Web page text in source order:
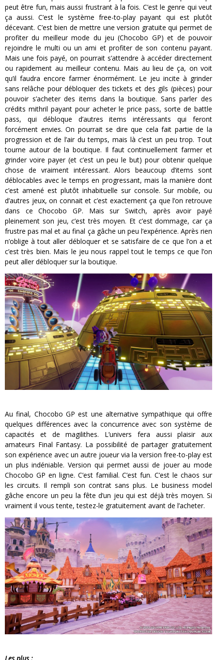
peut être fun, mais aussi frustrant à la fois. C’est le genre qui veut
ça aussi. C’est le système free-to-play payant qui est plutôt
décevant. C’est bien de mettre une version gratuite qui permet de
profiter du meilleur mode du jeu (Chocobo GP) et de pouvoir
rejoindre le multi ou un ami et profiter de son contenu payant.
Mais une fois payé, on pourrait s’attendre à accéder directement
ou rapidement au meilleur contenu. Mais au lieu de ça, on voit
qu’il faudra encore farmer énormément. Le jeu incite à grinder
sans relâche pour débloquer des tickets et des gils (pièces) pour
pouvoir s’acheter des items dans la boutique. Sans parler des
crédits mithril payant pour acheter le price pass, sorte de battle
pass, qui débloque d’autres items intéressants qui feront
forcément envies. On pourrait se dire que cela fait partie de la
progression et de l’air du temps, mais là c’est un peu trop. Tout
tourne autour de la boutique. Il faut continuellement farmer et
grinder voire payer (et c’est un peu le but) pour obtenir quelque
chose de vraiment intéressant. Alors beaucoup d’items sont
déblocables avec le temps en progressant, mais la manière dont
c’est amené est plutôt inhabituelle sur console. Sur mobile, ou
d’autres jeux, on connait et c’est exactement ça que l’on retrouve
dans ce Chocobo GP. Mais sur Switch, après avoir payé
pleinement son jeu, c’est très moyen. Et c’est dommage, car ça
frustre pas mal et au final ça gâche un peu l’expérience. Après rien
n’oblige à tout aller débloquer et se satisfaire de ce que l’on a et
c’est très bien. Mais le jeu nous rappel tout le temps ce que l’on
peut aller débloquer sur la boutique.
Au final, Chocobo GP est une alternative sympathique qui offre
quelques différences avec la concurrence avec son système de
capacités et de magilithes. L’univers fera aussi plaisir aux
amateurs Final Fantasy. La possibilité de partager gratuitement
son expérience avec un autre joueur via la version free-to-play est
un plus indéniable. Version qui permet aussi de jouer au mode
Chocobo GP en ligne. C’est familial. C’est fun. C’est le chaos sur
les circuits. Il rempli son contrat sans plus. Le business model
gâche encore un peu la fête d’un jeu qui est déjà très moyen. Si
vraiment il vous tente, testez-le gratuitement avant de l’acheter.